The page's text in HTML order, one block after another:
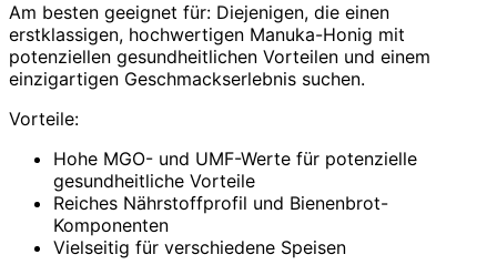
Am besten geeignet für: Diejenigen, die einen
erstklassigen, hochwertigen Manuka-Honig mit
potenziellen gesundheitlichen Vorteilen und einem
einzigartigen Geschmackserlebnis suchen.
Vorteile:
Hohe MGO- und UMF-Werte für potenzielle
gesundheitliche Vorteile
Reiches Nährstoffprofil und Bienenbrot-
Komponenten
Vielseitig für verschiedene Speisen